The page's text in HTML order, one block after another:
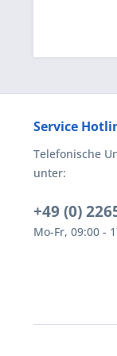
Service
Telefonische
unter:
+49 (0)
Mo-Fr, 09:00 -